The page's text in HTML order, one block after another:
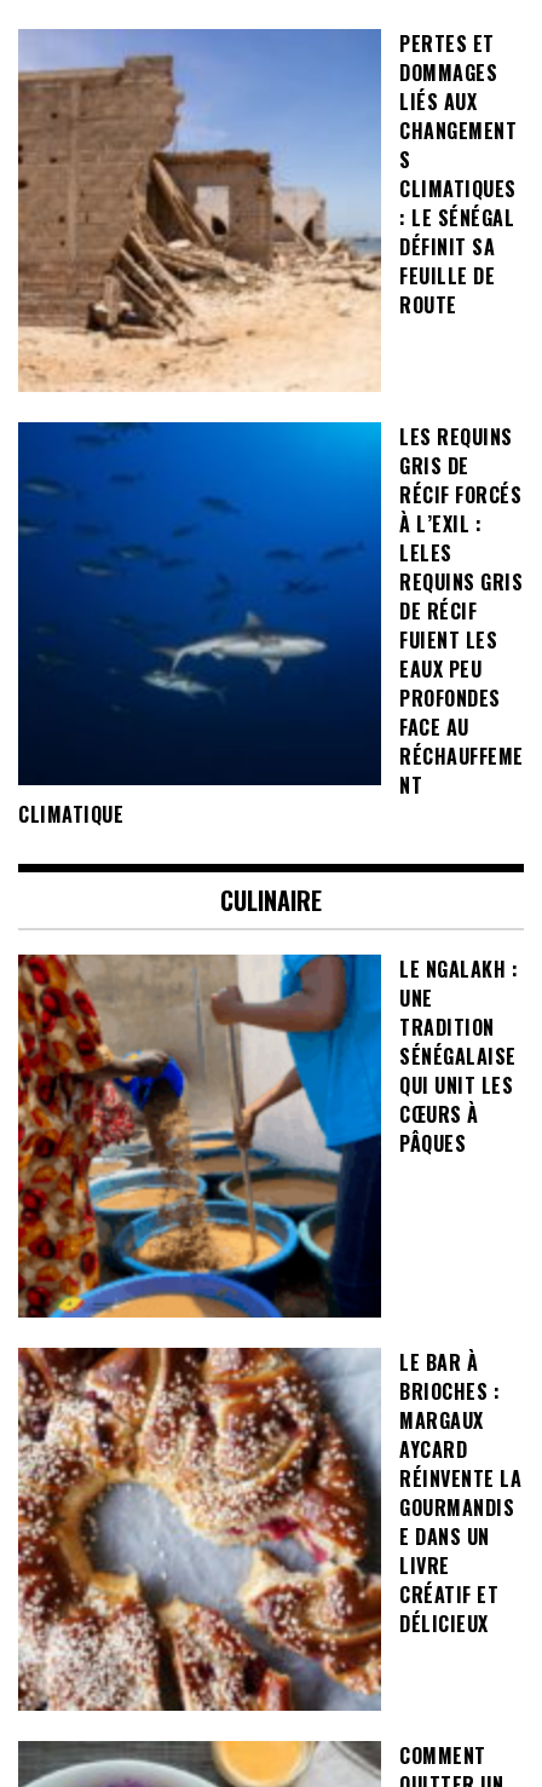
PERTES ET
DOMMAGES
LIÉS AUX
CHANGEMENT
S
CLIMATIQUES
: LE SÉNÉGAL
DÉFINIT SA
FEUILLE DE
ROUTE
LES REQUINS
GRIS DE
RÉCIF FORCÉS
À L’EXIL :
LELES
REQUINS GRIS
DE RÉCIF
FUIENT LES
EAUX PEU
PROFONDES
FACE AU
RÉCHAUFFEME
NT
CLIMATIQUE
CULINAIRE
LE NGALAKH :
UNE
TRADITION
SÉNÉGALAISE
QUI UNIT LES
CŒURS À
PÂQUES
LE BAR À
BRIOCHES :
MARGAUX
AYCARD
RÉINVENTE LA
GOURMANDIS
E DANS UN
LIVRE
CRÉATIF ET
DÉLICIEUX
COMMENT